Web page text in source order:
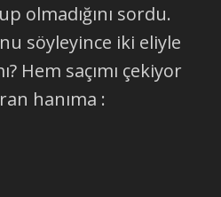
olmadığını sordu.
söyleyince iki eliyle
Hem saçımı çekiyor
hanıma :